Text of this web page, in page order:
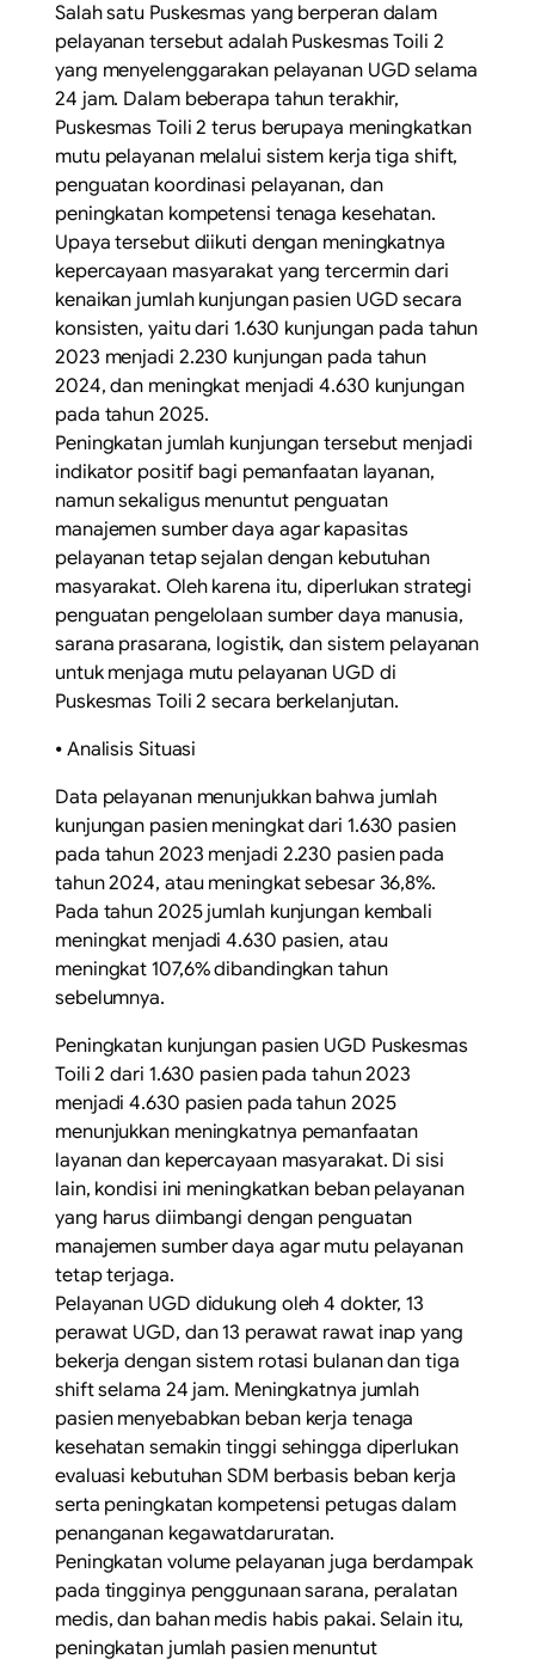
Salah satu Puskesmas yang berperan dalam
pelayanan tersebut adalah Puskesmas Toili 2
yang menyelenggarakan pelayanan UGD selama
24 jam. Dalam beberapa tahun terakhir,
Puskesmas Toili 2 terus berupaya meningkatkan
mutu pelayanan melalui sistem kerja tiga shift,
penguatan koordinasi pelayanan, dan
peningkatan kompetensi tenaga kesehatan.
Upaya tersebut diikuti dengan meningkatnya
kepercayaan masyarakat yang tercermin dari
kenaikan jumlah kunjungan pasien UGD secara
konsisten, yaitu dari 1.630 kunjungan pada tahun
2023 menjadi 2.230 kunjungan pada tahun
2024, dan meningkat menjadi 4.630 kunjungan
pada tahun 2025.
Peningkatan jumlah kunjungan tersebut menjadi
indikator positif bagi pemanfaatan layanan,
namun sekaligus menuntut penguatan
manajemen sumber daya agar kapasitas
pelayanan tetap sejalan dengan kebutuhan
masyarakat. Oleh karena itu, diperlukan strategi
penguatan pengelolaan sumber daya manusia,
sarana prasarana, logistik, dan sistem pelayanan
untuk menjaga mutu pelayanan UGD di
Puskesmas Toili 2 secara berkelanjutan.
⦁ Analisis Situasi
Data pelayanan menunjukkan bahwa jumlah
kunjungan pasien meningkat dari 1.630 pasien
pada tahun 2023 menjadi 2.230 pasien pada
tahun 2024, atau meningkat sebesar 36,8%.
Pada tahun 2025 jumlah kunjungan kembali
meningkat menjadi 4.630 pasien, atau
meningkat 107,6% dibandingkan tahun
sebelumnya.
Peningkatan kunjungan pasien UGD Puskesmas
Toili 2 dari 1.630 pasien pada tahun 2023
menjadi 4.630 pasien pada tahun 2025
menunjukkan meningkatnya pemanfaatan
layanan dan kepercayaan masyarakat. Di sisi
lain, kondisi ini meningkatkan beban pelayanan
yang harus diimbangi dengan penguatan
manajemen sumber daya agar mutu pelayanan
tetap terjaga.
Pelayanan UGD didukung oleh 4 dokter, 13
perawat UGD, dan 13 perawat rawat inap yang
bekerja dengan sistem rotasi bulanan dan tiga
shift selama 24 jam. Meningkatnya jumlah
pasien menyebabkan beban kerja tenaga
kesehatan semakin tinggi sehingga diperlukan
evaluasi kebutuhan SDM berbasis beban kerja
serta peningkatan kompetensi petugas dalam
penanganan kegawatdaruratan.
Peningkatan volume pelayanan juga berdampak
pada tingginya penggunaan sarana, peralatan
medis, dan bahan medis habis pakai. Selain itu,
peningkatan jumlah pasien menuntut